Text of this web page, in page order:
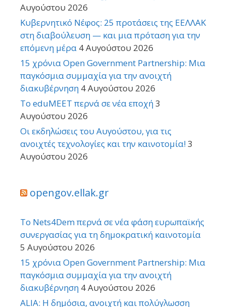
Αυγούστου 2026
Κυβερνητικό Νέφος: 25 προτάσεις της ΕΕΛΛΑΚ
στη διαβούλευση — και μια πρόταση για την
επόμενη μέρα 4 Αυγούστου 2026
15 χρόνια Open Government Partnership: Μια
παγκόσμια συμμαχία για την ανοιχτή
διακυβέρνηση 4 Αυγούστου 2026
Το eduMEET περνά σε νέα εποχή3
Αυγούστου 2026
Οι εκδηλώσεις του Αυγούστου, για τις
ανοιχτές τεχνολογίες και την καινοτομία!3
Αυγούστου 2026
opengov.ellak.gr
Το Nets4Dem περνά σε νέα φάση ευρωπαϊκής
συνεργασίας για τη δημοκρατική καινοτομία
5 Αυγούστου 2026
15 χρόνια Open Government Partnership: Μια
παγκόσμια συμμαχία για την ανοιχτή
διακυβέρνηση 4 Αυγούστου 2026
ALIA: Η δημόσια, ανοιχτή και πολύγλωσση